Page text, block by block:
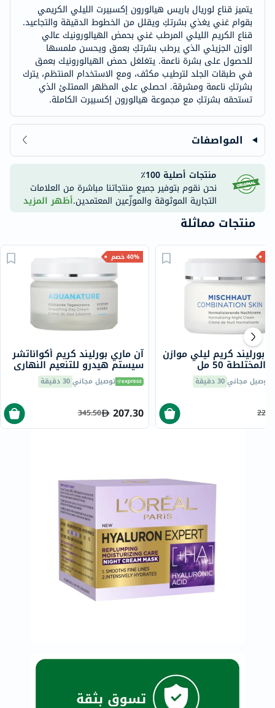
يتميز قناع لوريال باريس هيالورون إكسبيرت الليلي الكريمي
بقوام غني يغذي بشرتكِ ويقلل من الخطوط الدقيقة والتجاعيد.
قناع الكريم الليلي المرطب غني بحمض الهيالورونيك عالي
الوزن الجزيئي الذي يرطب بشرتكِ بعمق ويحسن ملمسها
للحصول على بشرة ناعمة. يتغلغل حمض الهيالورونيك بعمق
في طبقات الجلد لترطيب مكثف، ومع الاستخدام المنتظم، يترك
بشرتكِ ناعمة ومشرقة. احصلي على المظهر الممتلئ الذي
تستحقه بشرتكِ مع مجموعة هيالورون إكسبيرت الكاملة.
المواصفات
منتجات أصلية 100٪
نحن نقوم بتوفير جميع منتجاتنا مباشرة من العلامات
التجارية الموثوقة والموزّعين المعتمدين.أظهر المزيد
منتجات مماثلة
40% خصم
آن ماري بورليند كريم أكواناتشر
سيستم هيدرو للتنعيم النهاري
للبشرة المعاد ترطيبها 50 مل
توصيل مجاني 30 دقيقة
207.30
345.50
بورليند كريم ليلي موازن
50 مل
توصيل مجاني30 دقيقة
225